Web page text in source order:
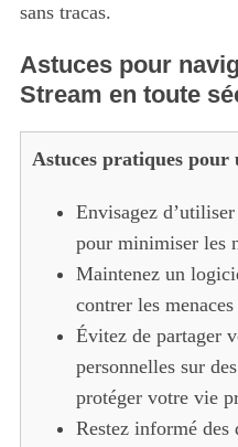
sans tracas.
Astuces pour
Stream en toute
Astuces pratiques pour
Envisagez
pour minimiser les
Maintenez un
contrer les
Évitez de partager
personnelles sur
protéger votre vie
Restez informé des